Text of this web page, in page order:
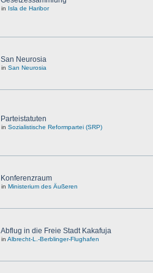
in Isla de Haribor
San Neurosia
in San Neurosia
Parteistatuten
in Sozialistische Reformpartei (SRP)
Konferenzraum
in Ministerium des Äußeren
Abflug in die Freie Stadt Kakafuja
in Albrecht-L.-Berblinger-Flughafen